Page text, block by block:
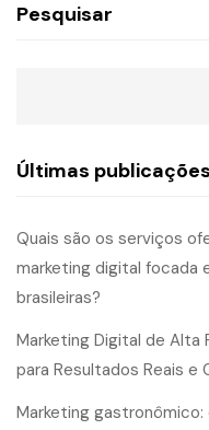
Pesquisar
Últimas publicações
Quais são os serviços
marketing digital focada
brasileiras?
Marketing Digital de Alta
para Resultados Reais
Marketing